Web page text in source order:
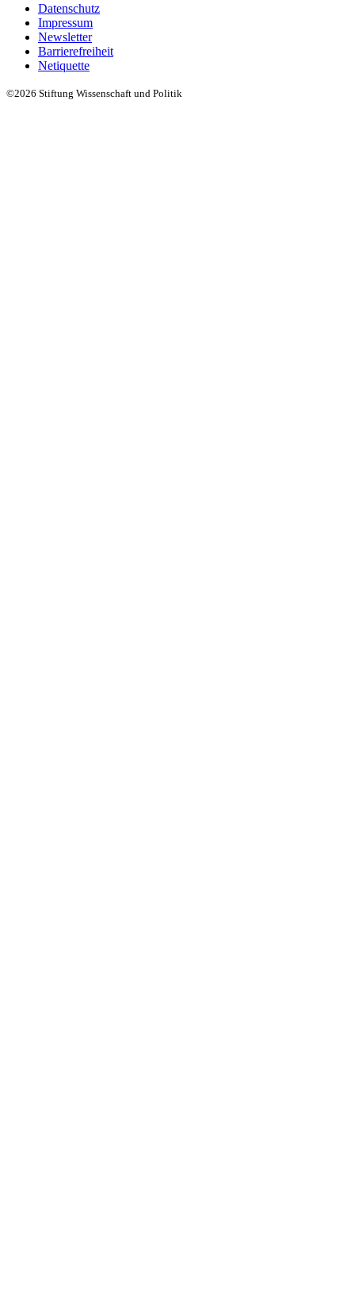
Datenschutz
Impressum
Newsletter
Barrierefreiheit
Netiquette
©2026 Stiftung Wissenschaft und Politik